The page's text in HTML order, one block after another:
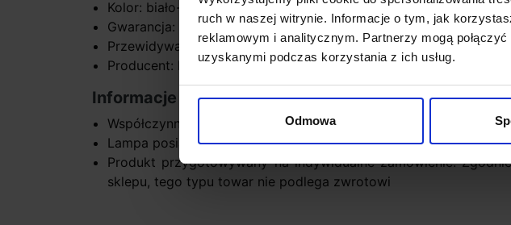
ruch w naszej witrynie. Informacje o tym, jak
reklamowym i analitycznym. Partnerzy mogą
uzyskanymi podczas korzystania z ich usług.
Odmowa
Kolor: biało-czarny, czarny
Gwarancja: 3 lata
Przewidywany czas świecenia: do 35000 godzin
Producent: Kohl Lighting
Informacje dodatkowe:
Współczynnik oddawania barw CRI > 90
Lampa posiada wbudowany zasilacz
Produkt przygotowywany na indywidualne zamówienie.
sklepu, tego typu towar nie podlega zwrotowi